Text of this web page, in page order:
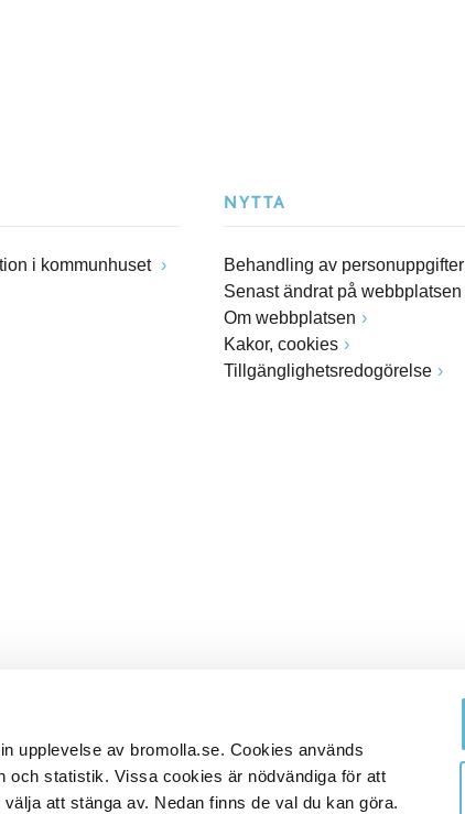
upplevelse av bromolla.se. Cookies används
statistik. Vissa cookies är nödvändiga för att
att stänga av. Nedan finns de val du kan göra.
i kommunhuset
NYTTA
Behandling av personuppgifter
Senast ändrat på webbplatsen
Om webbplatsen
Kakor, cookies
Tillgänglighetsredogörelse